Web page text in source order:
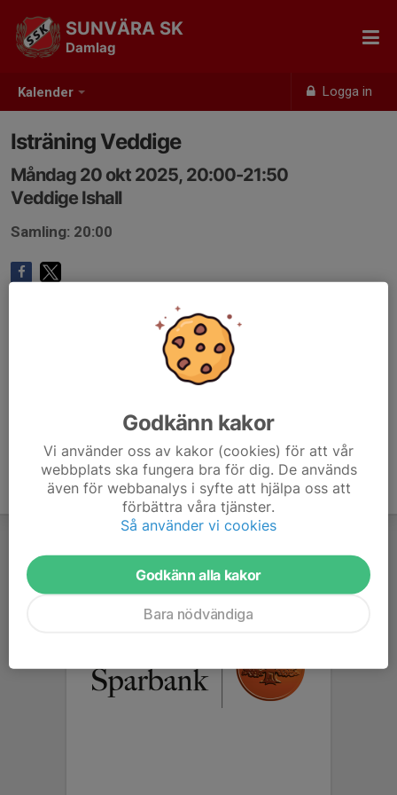
Kalender Logga in
SUNVÄRA SK
Damlag
Isträning Veddige
Måndag 20 okt 2025, 20:00-21:50
Veddige Ishall
Samling: 20:00
Godkänn kakor
Vi använder oss av kakor (cookies) för att vår
webbplats ska fungera bra för dig. De används
även för webbanalys i syfte att hjälpa oss att
förbättra våra tjänster.
Så använder vi cookies
Godkänn alla kakor
Bara nödvändiga